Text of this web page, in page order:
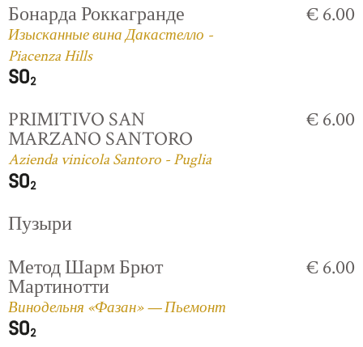
Бонарда Роккагранде
Изысканные вина Дакастелло -
Piacenza Hills
€ 6.00
PRIMITIVO SAN
MARZANO SANTORO
Azienda vinicola Santoro - Puglia
€ 6.00
Пузыри
Метод Шарм Брют
Мартинотти
Винодельня «Фазан» — Пьемонт
€ 6.00